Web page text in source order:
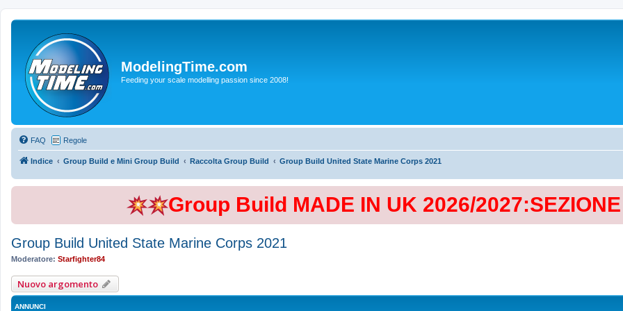
ModelingTime.com
Feeding your scale modelling passion since 2008!
FAQ Regole
Indice Group Build e Mini Group Build Raccolta Group Build Group Build United State Marine Corps 2021
Group Build MADE IN UK 2026/
Group Build United State Marine Corps 2021
Moderatore: Starfighter84
Nuovo argomento
ANNUNCI